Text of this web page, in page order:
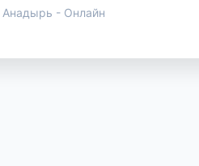
Анадырь - Онлайн